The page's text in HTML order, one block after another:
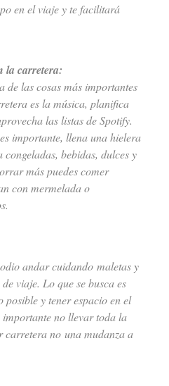
en el viaje y te facilitará
la carretera:
de las cosas más importantes
es la música, planifica
las listas de Spotify.
importante, llena una hielera
congeladas, bebidas, dulces y
más puedes comer
con mermelada o
andar cuidando maletas y
viaje. Lo que se busca es
posible y tener espacio en el
importante no llevar toda la
carretera no una mudanza a